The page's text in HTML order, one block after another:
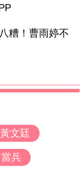
糟！曹雨婷不
黃文廷
當兵